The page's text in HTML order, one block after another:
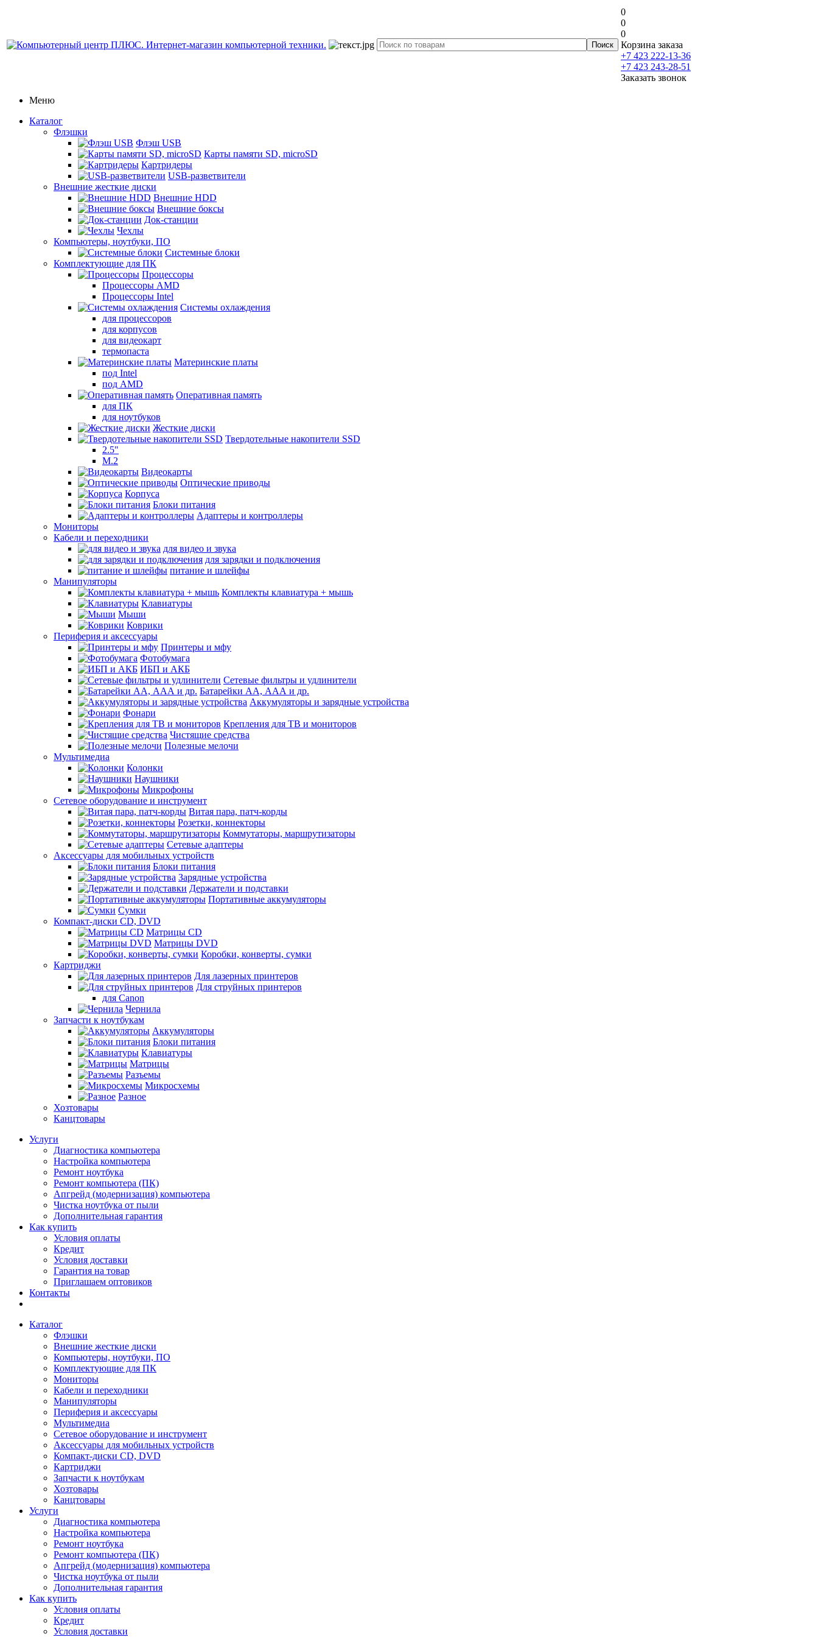
0
0
0
Корзина заказа
+7 423 222-13-36
+7 423 243-28-51
Заказать звонок
Меню
Каталог
Флэшки
Флэш USB
Карты памяти SD, microSD
Картридеры
USB-разветвители
Внешние жесткие диски
Внешние HDD
Внешние боксы
Док-станции
Чехлы
Компьютеры, ноутбуки, ПО
Системные блоки
Комплектующие для ПК
Процессоры
Процессоры AMD
Процессоры Intel
Системы охлаждения
для процессоров
для корпусов
для видеокарт
термопаста
Материнские платы
под Intel
под AMD
Оперативная память
для ПК
для ноутбуков
Жесткие диски
Твердотельные накопители SSD
2.5"
M.2
Видеокарты
Оптические приводы
Корпуса
Блоки питания
Адаптеры и контроллеры
Мониторы
Кабели и переходники
для видео и звука
для зарядки и подключения
питание и шлейфы
Манипуляторы
Комплекты клавиатура + мышь
Клавиатуры
Мыши
Коврики
Периферия и аксессуары
Принтеры и мфу
Фотобумага
ИБП и АКБ
Сетевые фильтры и удлинители
Батарейки АА, ААА и др.
Аккумуляторы и зарядные устройства
Фонари
Крепления для ТВ и мониторов
Чистящие средства
Полезные мелочи
Мультимедиа
Колонки
Наушники
Микрофоны
Сетевое оборудование и инструмент
Витая пара, патч-корды
Розетки, коннекторы
Коммутаторы, маршрутизаторы
Сетевые адаптеры
Аксессуары для мобильных устройств
Блоки питания
Зарядные устройства
Держатели и подставки
Портативные аккумуляторы
Сумки
Компакт-диски CD, DVD
Матрицы CD
Матрицы DVD
Коробки, конверты, сумки
Картриджи
Для лазерных принтеров
Для струйных принтеров
для Canon
Чернила
Запчасти к ноутбукам
Аккумуляторы
Блоки питания
Клавиатуры
Матрицы
Разъемы
Микросхемы
Разное
Хозтовары
Канцтовары
Услуги
Диагностика компьютера
Настройка компьютера
Ремонт ноутбука
Ремонт компьютера (ПК)
Апгрейд (модернизация) компьютера
Чистка ноутбука от пыли
Дополнительная гарантия
Как купить
Условия оплаты
Кредит
Условия доставки
Гарантия на товар
Приглашаем оптовиков
Контакты
Каталог
Флэшки
Внешние жесткие диски
Компьютеры, ноутбуки, ПО
Комплектующие для ПК
Мониторы
Кабели и переходники
Манипуляторы
Периферия и аксессуары
Мультимедиа
Сетевое оборудование и инструмент
Аксессуары для мобильных устройств
Компакт-диски CD, DVD
Картриджи
Запчасти к ноутбукам
Хозтовары
Канцтовары
Услуги
Диагностика компьютера
Настройка компьютера
Ремонт ноутбука
Ремонт компьютера (ПК)
Апгрейд (модернизация) компьютера
Чистка ноутбука от пыли
Дополнительная гарантия
Как купить
Условия оплаты
Кредит
Условия доставки